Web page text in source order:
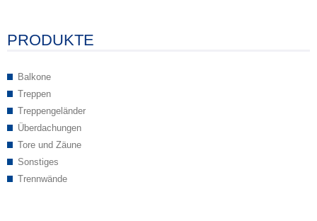
PRODUKTE
Balkone
Treppen
Treppengeländer
Überdachungen
Tore und Zäune
Sonstiges
Trennwände